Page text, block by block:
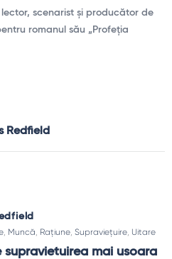
scenarist și producător de
romanul său „Profeția
Redfield
, Muncă, Rațiune, Supraviețuire, Uitare
supravietuirea mai usoara